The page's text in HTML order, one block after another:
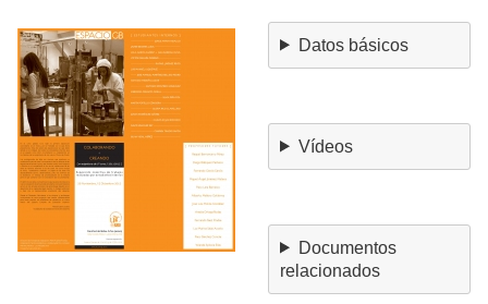
Datos básicos
Vídeos
Documentos
relacionados